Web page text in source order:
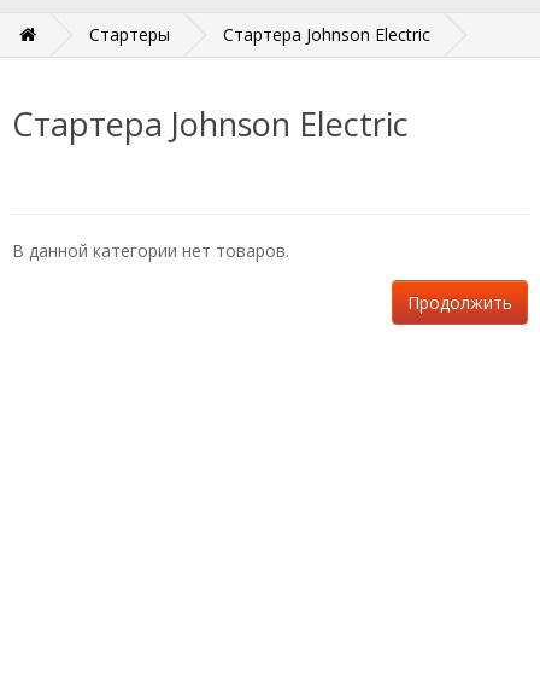
Стартеры Стартера Johnson Electric
Стартера Johnson Electric
В данной категории нет товаров.
Продолжить